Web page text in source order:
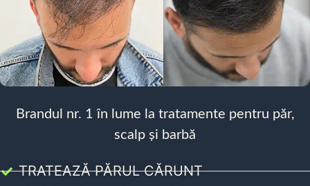
Brandul nr. 1 în lume la tratamente pentru păr,
scalp și barbă
TRATEAZĂ PĂRUL CĂRUNT